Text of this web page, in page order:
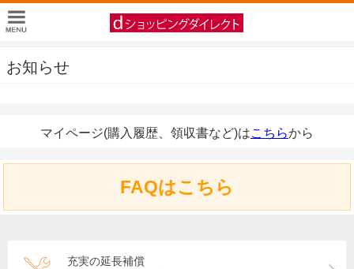
お知らせ
マイページ(購入履歴、領収書など)はこちらから
FAQはこちら
充実の延長補償